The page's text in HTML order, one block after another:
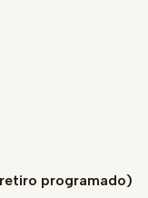
programado)